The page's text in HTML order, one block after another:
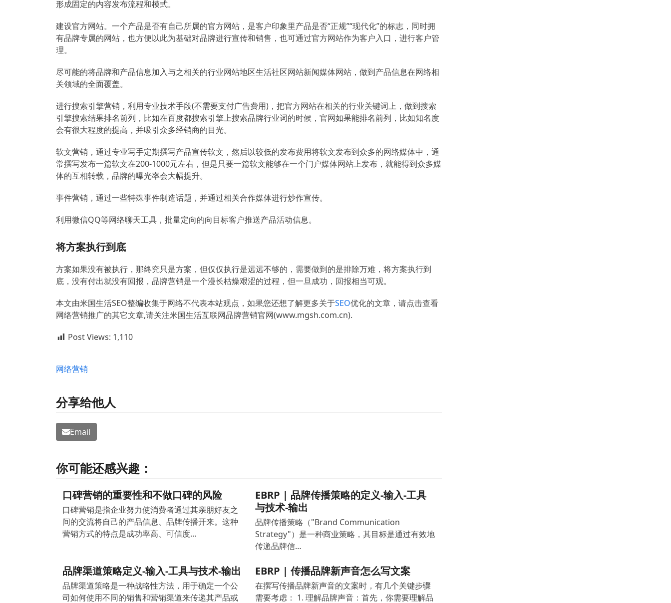
形成固定的内容发布流程和模式。
建设官方网站。一个产品是否有自己所属的官方网站，是客户印象里产品是否“正规”“现代化”的标志，同时拥
有品牌专属的网站，也方便以此为基础对品牌进行宣传和销售，也可通过官方网站作为客户入口，进行客户管
理。
尽可能的将品牌和产品信息加入与之相关的行业网站地区生活社区网站新闻媒体网站，做到产品信息在网络相
关领域的全面覆盖。
进行搜索引擎营销，利用专业技术手段(不需要支付广告费用)，把官方网站在相关的行业关键词上，做到搜索
引擎搜索结果排名前列，比如在百度都搜索引擎上搜索品牌行业词的时候，官网如果能排名前列，比如知名度
会有很大程度的提高，并吸引众多经销商的目光。
软文营销，通过专业写手定期撰写产品宣传软文，然后以较低的发布费用将软文发布到众多的网络媒体中，通
常撰写发布一篇软文在200-1000元左右，但是只要一篇软文能够在一个门户媒体网站上发布，就能得到众多媒
体的互相转载，品牌的曝光率会大幅提升。
事件营销，通过一些特殊事件制造话题，并通过相关合作媒体进行炒作宣传。
利用微信QQ等网络聊天工具，批量定向的向目标客户推送产品活动信息。
将方案执行到底
方案如果没有被执行，那终究只是方案，但仅仅执行是远远不够的，需要做到的是排除万难，将方案执行到
底，没有付出就没有回报，品牌营销是一个漫长枯燥艰涩的过程，但一旦成功，回报相当可观。
本文由米国生活SEO整编收集于网络不代表本站观点，如果您还想了解更多关于SEO优化的文章，请点击查看
网络营销推广的其它文章,请关注米国生活互联网品牌营销官网(www.mgsh.com.cn).
Post Views: 1,110
网络营销
分享给他人
Email
你可能还感兴趣：
口碑营销的重要性和不做口碑的风险
口碑营销是指企业努力使消费者通过其亲朋好友之
间的交流将自己的产品信息、品牌传播开来。这种
营销方式的特点是成功率高、可信度…
EBRP | 品牌传播策略的定义-输入-工具
与技术-输出
品牌传播策略（"Brand Communication
Strategy"）是一种商业策略，其目标是通过有效地
传递品牌信…
品牌渠道策略定义-输入-工具与技术-输出
品牌渠道策略是一种战略性方法，用于确定一个公
司如何使用不同的销售和营销渠道来传递其产品或
EBRP | 传播品牌新声音怎么写文案
在撰写传播品牌新声音的文案时，有几个关键步骤
需要考虑： 1. 理解品牌声音：首先，你需要理解品